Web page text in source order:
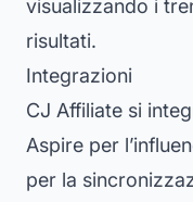
visualizzando i
risultati.
Integrazioni
CJ Affiliate si
Aspire per
per la